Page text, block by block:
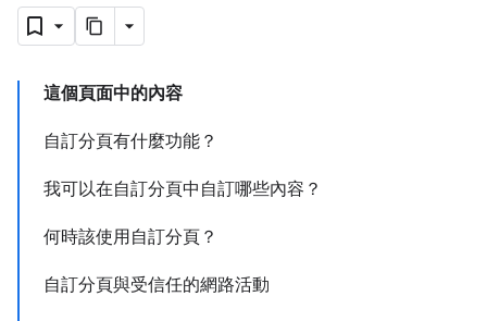
這個頁面中的內容
自訂分頁有什麼功能？
我可以在自訂分頁中自訂哪些內容？
何時該使用自訂分頁？
自訂分頁與受信任的網路活動